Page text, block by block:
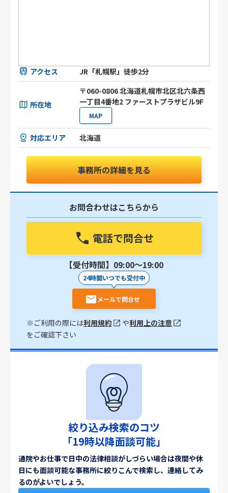
アクセス JR「札幌駅」徒歩2分
所在地
〒060-0806 北海道札幌市北区北六条⻄
⼀丁目4番地2 ファーストプラザビル9F
MAP
対応エリア 北海道
事務所の詳細を見る
お問合わせはこちらから
電話で問合せ
【受付時間】09:00〜19:00
24時間いつでも受付中
メールで問合せ
※ご利用の際には利用規約 や利用上の注意
をご確認下さい
絞り込み検索のコツ
「19時以降面談可能」
通院やお仕事で日中の法律相談がしづらい場合は夜間や休
日にも面談可能な事務所に絞りこんで検索し、連絡してみ
るのがよいでしょう。